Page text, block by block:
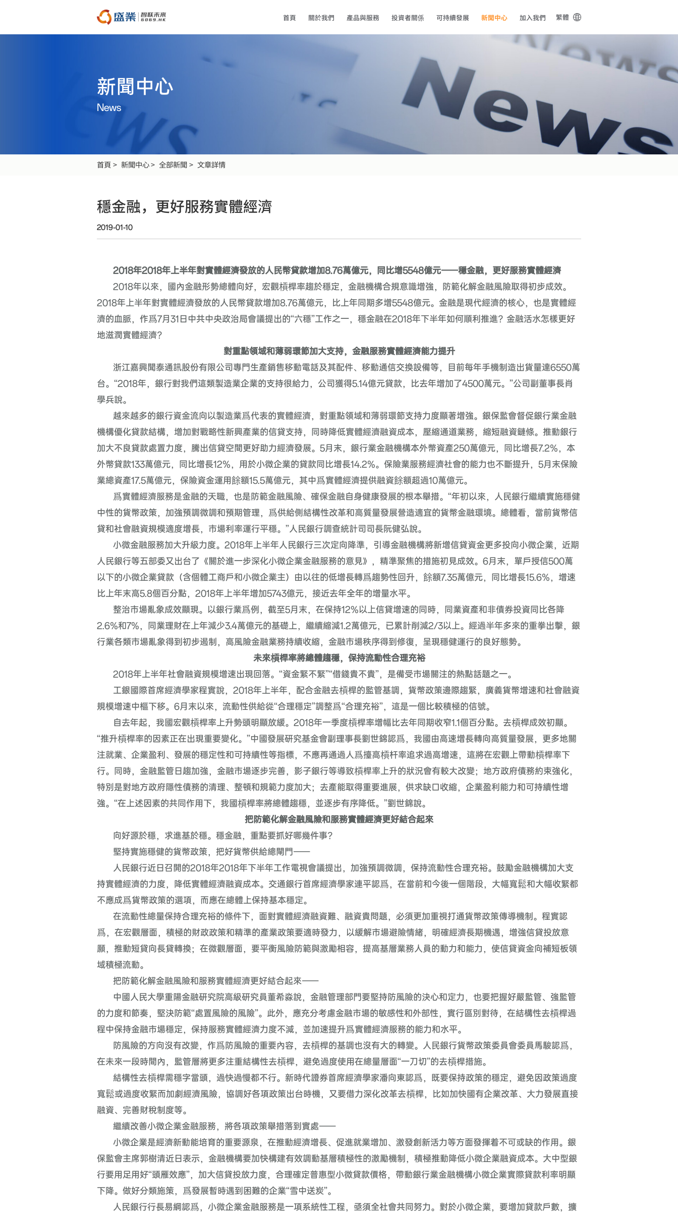
首頁 關於我們 產品與服務 投資者關係 可持續發展 新聞中心 加入我們 繁體
新聞中心
News
首頁 新聞中心 全部新聞 文章詳情
穩金融，更好服務實體經濟
2019-01-10
2018年2018年上半年對實體經濟發放的人民幣貸款增加8.76萬億元，同比增5548億元——穩金融，更好服務實體經濟
2018年以來，國內金融形勢總體向好，宏觀槓桿率趨於穩定，金融機構合規意識增強，防範化解金融風險取得初步成效。
2018年上半年對實體經濟發放的人民幣貸款增加8.76萬億元，比上年同期多增5548億元。金融是現代經濟的核心，也是實體經
濟的血脈，作爲7月31日中共中央政治局會議提出的“六穩”工作之一，穩金融在2018年下半年如何順利推進？金融活水怎樣更好
地滋潤實體經濟？
對重點領域和薄弱環節加大支持，金融服務實體經濟能力提升
浙江嘉興聞泰通訊股份有限公司專門生產銷售移動電話及其配件、移動通信交換設備等，目前每年手機制造出貨量達6550萬
台。“2018年，銀行對我們這類製造業企業的支持很給力，公司獲得5.14億元貸款，比去年增加了4500萬元。”公司副董事長肖
學兵說。
越來越多的銀行資金流向以製造業爲代表的實體經濟，對重點領域和薄弱環節支持力度顯著增強。銀保監會督促銀行業金融
機構優化貸款結構，增加對戰略性新興產業的信貸支持，同時降低實體經濟融資成本，壓縮通道業務，縮短融資鏈條。推動銀行
加大不良貸款處置力度，騰出信貸空間更好助力經濟發展。 5月末，銀行業金融機構本外幣資產250萬億元，同比增長7.2%，本
外幣貸款133萬億元，同比增長12%，用於小微企業的貸款同比增長14.2%。保險業服務經濟社會的能力也不斷提升， 5月末保險
業總資產17.5萬億元，保險資金運用餘額15.5萬億元，其中爲實體經濟提供融資餘額超過10萬億元。
爲實體經濟服務是金融的天職，也是防範金融風險、確保金融自身健康發展的根本舉措。“年初以來，人民銀行繼續實施穩健
中性的貨幣政策，加強預調微調和預期管理，爲供給側結構性改革和高質量發展營造適宜的貨幣金融環境。總體看，當前貨幣信
貸和社會融資規模適度增長，市場利率運行平穩。”人民銀行調查統計司司長阮健弘說。
小微金融服務加大升級力度。 2018年上半年人民銀行三次定向降準，引導金融機構將新增信貸資金更多投向小微企業，近期
人民銀行等五部委又出台了《關於進一步深化小微企業金融服務的意見》，精準聚焦的措施初見成效。 6月末，單戶授信500萬
以下的小微企業貸款（含個體工商戶和小微企業主）由以往的低增長轉爲趨勢性回升，餘額7.35萬億元，同比增長15.6%，增速
比上年末高5.8個百分點， 2018年上半年增加5743億元，接近去年全年的增量水平。
整治市場亂象成效顯現。以銀行業爲例，截至5月末，在保持12%以上信貸增速的同時，同業資產和非債券投資同比各降
2.6%和7%，同業理財在上年減少3.4萬億元的基礎上，繼續縮減1.2萬億元，已累計削減2/3以上。經過半年多來的重拳出擊，銀
行業各類市場亂象得到初步遏制，高風險金融業務持續收縮，金融市場秩序得到修復，呈現穩健運行的良好態勢。
未來槓桿率將總體趨穩，保持流動性合理充裕
2018年上半年社會融資規模增速出現回落。“資金緊不緊”“借錢貴不貴”，是備受市場關注的熱點話題之一。
工銀國際首席經濟學家程實說， 2018年上半年，配合金融去槓桿的監管基調，貨幣政策邊際趨緊，廣義貨幣增速和社會融資
規模增速中樞下移。 6月末以來，流動性供給從“合理穩定”調整爲“合理充裕”，這是一個比較積極的信號。
自去年起，我國宏觀槓桿率上升勢頭明顯放緩。 2018年一季度槓桿率增幅比去年同期收窄1.1個百分點。去槓桿成效初顯。
“推升槓桿率的因素正在出現重要變化。”中國發展研究基金會副理事長劉世錦認爲，我國由高速增長轉向高質量發展，更多地關
注就業、企業盈利、發展的穩定性和可持續性等指標，不應再通過人爲擡高槓杆率追求過高增速，這將在宏觀上帶動槓桿率下
行。同時，金融監管日趨加強，金融市場逐步完善，影子銀行等導致槓桿率上升的狀況會有較大改變；地方政府債務約束強化，
特別是對地方政府隱性債務的清理、整頓和規範力度加大；去產能取得重要進展，供求缺口收縮，企業盈利能力和可持續性增
強。“在上述因素的共同作用下，我國槓桿率將總體趨穩，並逐步有序降低。”劉世錦說。
把防範化解金融風險和服務實體經濟更好結合起來
向好源於穩，求進基於穩。穩金融，重點要抓好哪幾件事？
堅持實施穩健的貨幣政策，把好貨幣供給總閘門——
人民銀行近日召開的2018年2018年下半年工作電視會議提出，加強預調微調，保持流動性合理充裕。鼓勵金融機構加大支
持實體經濟的力度，降低實體經濟融資成本。交通銀行首席經濟學家連平認爲，在當前和今後一個階段，大幅寬鬆和大幅收緊都
不應成爲貨幣政策的選項，而應在總體上保持基本穩定。
在流動性總量保持合理充裕的條件下，面對實體經濟融資難、融資貴問題，必須更加重視打通貨幣政策傳導機制。程實認
爲，在宏觀層面，積極的財政政策和精準的產業政策要適時發力，以緩解市場避險情緒，明確經濟長期機遇，增強信貸投放意
願，推動短貸向長貸轉換；在微觀層面，要平衡風險防範與激勵相容，提高基層業務人員的動力和能力，使信貸資金向補短板領
域積極流動。
把防範化解金融風險和服務實體經濟更好結合起來——
中國人民大學重陽金融研究院高級研究員董希淼說，金融管理部門要堅持防風險的決心和定力，也要把握好嚴監管、強監管
的力度和節奏，堅決防範“處置風險的風險”。此外，應充分考慮金融市場的敏感性和外部性，實行區別對待，在結構性去槓桿過
程中保持金融市場穩定，保持服務實體經濟力度不減，並加速提升爲實體經濟服務的能力和水平。
防風險的方向沒有改變，作爲防風險的重要內容，去槓桿的基調也沒有大的轉變。人民銀行貨幣政策委員會委員馬駿認爲，
在未來一段時間內，監管層將更多注重結構性去槓桿，避免過度使用在總量層面“一刀切”的去槓桿措施。
結構性去槓桿需穩字當頭，過快過慢都不行。新時代證券首席經濟學家潘向東認爲，既要保持政策的穩定，避免因政策過度
寬鬆或過度收緊而加劇經濟風險，協調好各項政策出台時機，又要借力深化改革去槓桿，比如加快國有企業改革、大力發展直接
融資、完善財稅制度等。
繼續改善小微企業金融服務，將各項政策舉措落到實處——
小微企業是經濟新動能培育的重要源泉，在推動經濟增長、促進就業增加、激發創新活力等方面發揮着不可或缺的作用。銀
保監會主席郭樹清近日表示，金融機構要加快構建有效調動基層積極性的激勵機制，積極推動降低小微企業融資成本。大中型銀
行要用足用好“頭雁效應”，加大信貸投放力度，合理確定普惠型小微貸款價格，帶動銀行業金融機構小微企業實際貸款利率明顯
下降。做好分類施策，爲發展暫時遇到困難的企業“雪中送炭”。
人民銀行行長易綱認爲，小微企業金融服務是一項系統性工程，亟須全社會共同努力。對於小微企業，要增加貸款戶數，擴